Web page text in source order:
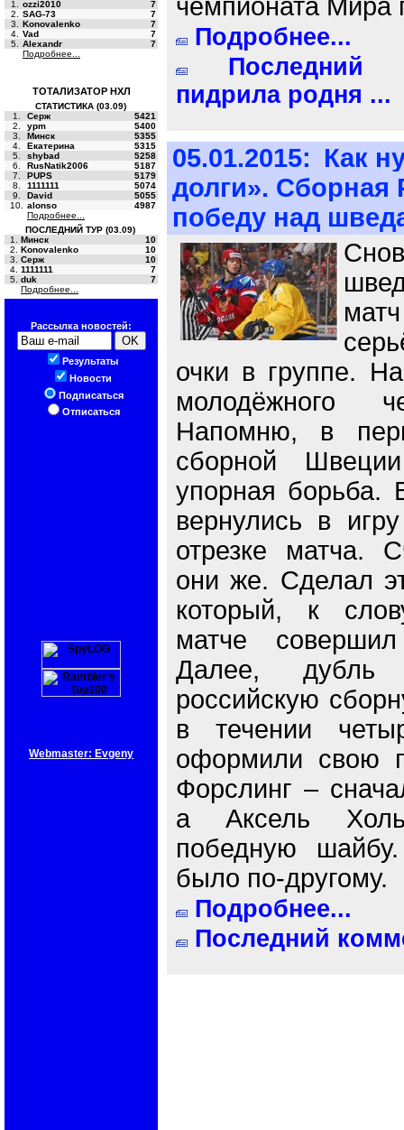
1.
ozzi2010
7
2.
SAG-73
7
3.
Konovalenko
7
4.
Vad
7
5.
Alexandr
7
Подробнее...
ТОТАЛИЗАТОР НХЛ
СТАТИСТИКА (03.09)
1.
Серж
5421
2.
ypm
5400
3.
Минск
5355
4.
Екатерина
5315
5.
shybad
5258
6.
RusNatik2006
5187
7.
PUPS
5179
8.
1111111
5074
9.
David
5055
10.
alonso
4987
Подробнее...
ПОСЛЕДНИЙ ТУР (03.09)
1.
Минск
10
2.
Konovalenko
10
3.
Серж
10
4. 1111111
7
5.
duk
7
Подробнее...
Рассылка новостей:
Результаты
Новости
Подписаться
Отписаться
Webmaster: Evgeny
чемпионата Мира
Подробнее...
Последний
пидрила родня ...
05.01.2015: Как
долги». Сборная
победу над
очки в группе.
молодёжного
Напомню, в
сборной
упорная
вернулись в
отрезке матча.
они же. Сделал
который, к
матче
Далее, дубль
российскую
в течении
оформили свою
Форслинг –
а Аксель
победную
было по-другому.
Подробнее...
Последний